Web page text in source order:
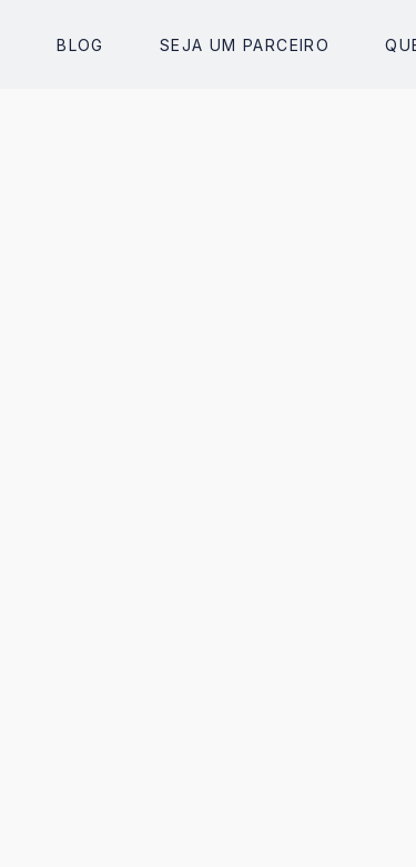
BLOG SEJA UM PARCEIRO